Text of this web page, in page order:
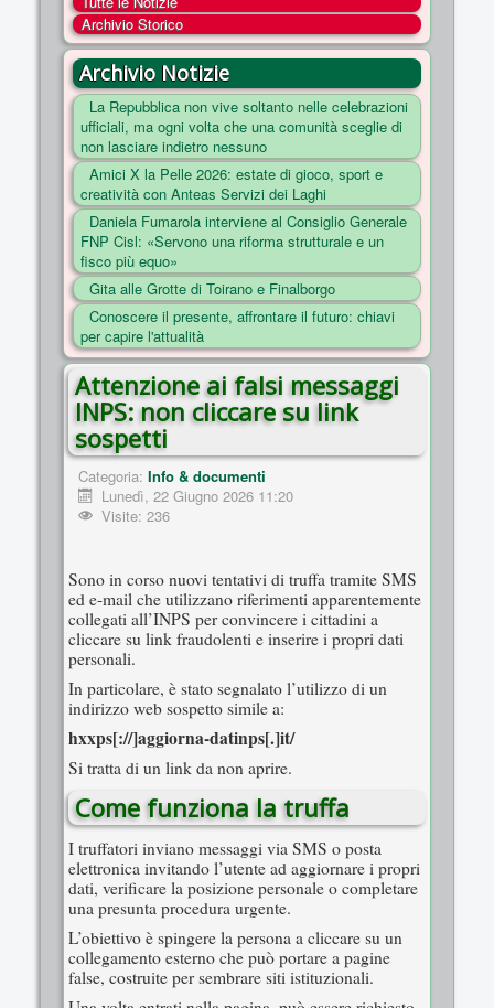
COSA FACCIAMO
ENTI
NOTIZIE
ESSENZIALI
MAPPA DEL SITO
CONVENZIONI
FOTO
SOCIAL
Archivio Storico
Archivio Notizie
La Repubblica non vive soltanto nelle celebrazioni
ufficiali, ma ogni volta che una comunità sceglie di
non lasciare indietro nessuno
Amici X la Pelle 2026: estate di gioco, sport e
creatività con Anteas Servizi dei Laghi
Daniela Fumarola interviene al Consiglio Generale
FNP Cisl: «Servono una riforma strutturale e un
fisco più equo»
Gita alle Grotte di Toirano e Finalborgo
Conoscere il presente, affrontare il futuro: chiavi
per capire l'attualità
Attenzione ai falsi messaggi
INPS: non cliccare su link
sospetti
Categoria: Info & documenti
Lunedì, 22 Giugno 2026 11:20
Visite: 236
Sono in corso nuovi tentativi di truffa tramite SMS
ed e-mail che utilizzano riferimenti apparentemente
collegati all’INPS per convincere i cittadini a
cliccare su link fraudolenti e inserire i propri dati
personali.
In particolare, è stato segnalato l’utilizzo di un
indirizzo web sospetto simile a:
hxxps[://]aggiorna-datinps[.]it/
Si tratta di un link da non aprire.
Come funziona la truffa
I truffatori inviano messaggi via SMS o posta
elettronica invitando l’utente ad aggiornare i propri
dati, verificare la posizione personale o completare
una presunta procedura urgente.
L’obiettivo è spingere la persona a cliccare su un
collegamento esterno che può portare a pagine
false, costruite per sembrare siti istituzionali.